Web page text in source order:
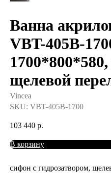
Ванна
VBT-405B-
щелевой
Vincea
SKU: VBT-405B-1700
103 440 р.
В корзину
сифон с гидрозатвором,